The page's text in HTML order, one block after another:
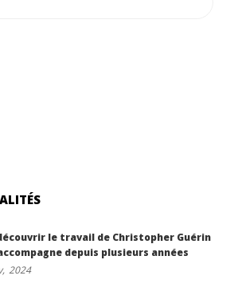
le travail de Christopher Guérin
depuis plusieurs années
2024